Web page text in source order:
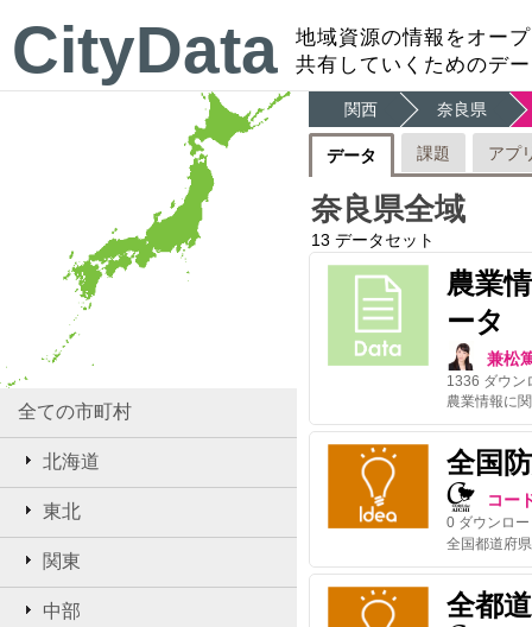
CityData
地域資源の情報をオー
共有していくためのデ
全ての市町村
北海道
東北
関東
中部
関西 奈良県
データ 課題 アプ
奈良県全域
13 データセット
農業
ータ
兼松
1336 ダウン
全国
コー
0 ダウンロ
全都